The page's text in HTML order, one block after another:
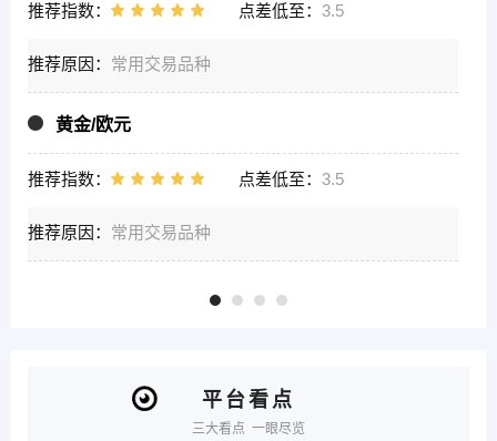
推荐指数： 点差低至： 3.5
推荐原因： 常用交易品种
黄金/欧元
推荐指数： 点差低至： 3.5
推荐原因： 常用交易品种
平台看点
三大看点 一眼尽览